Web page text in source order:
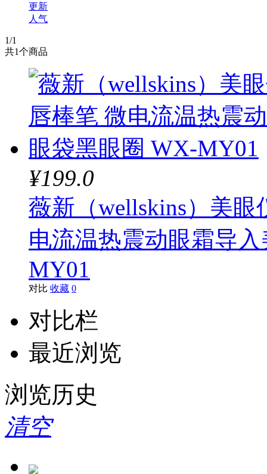
更新
人气
1/1
共1个商品
¥199.0
薇新（wellskins）美
电流温热震动眼霜导
MY01
对比 收藏 0
对比栏
最近浏览
浏览历史
清空